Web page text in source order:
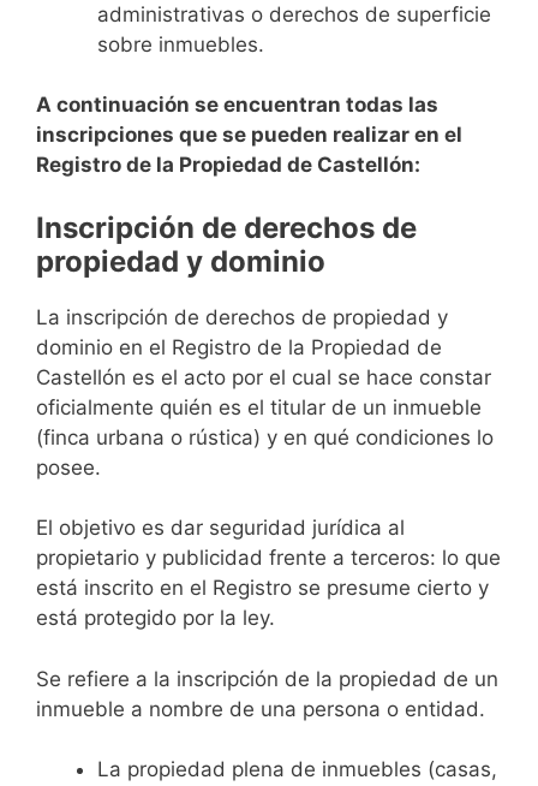
administrativas o derechos de superficie
sobre inmuebles.
A continuación se encuentran todas las
inscripciones que se pueden realizar en el
Registro de la Propiedad de Castellón:
Inscripción de derechos de
propiedad y dominio
La inscripción de derechos de propiedad y
dominio en el Registro de la Propiedad de
Castellón es el acto por el cual se hace constar
oficialmente quién es el titular de un inmueble
(finca urbana o rústica) y en qué condiciones lo
posee.
El objetivo es dar seguridad jurídica al
propietario y publicidad frente a terceros: lo que
está inscrito en el Registro se presume cierto y
está protegido por la ley.
Se refiere a la inscripción de la propiedad de un
inmueble a nombre de una persona o entidad.
La propiedad plena de inmuebles (casas,